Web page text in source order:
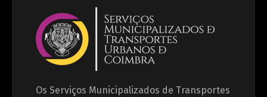
Os Serviços Municipalizados de Transportes